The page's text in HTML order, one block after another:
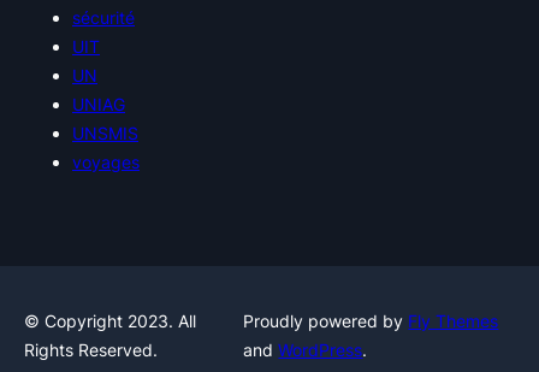
sécurité
UIT
UN
UNIAG
UNSMIS
voyages
© Copyright 2023. All
Rights Reserved.
Proudly powered by Fly Themes
andWordPress.